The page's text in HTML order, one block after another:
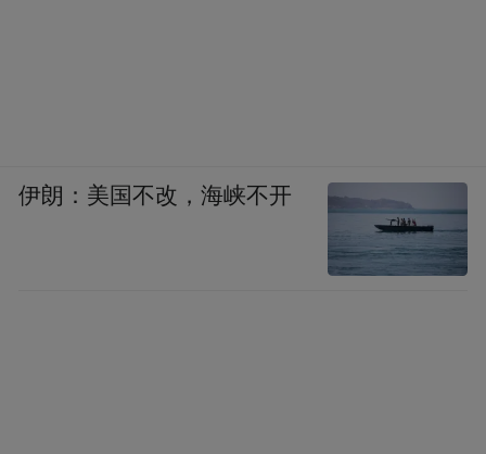
伊朗：美国不改，海峡不开